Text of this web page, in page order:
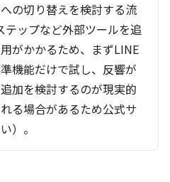
の切り替えを検討する流
テップなど外部ツールを追
がかかるため、まずLINE
機能だけで試し、反響が
加を検討するのが現実的
る場合があるため公式サ
）。